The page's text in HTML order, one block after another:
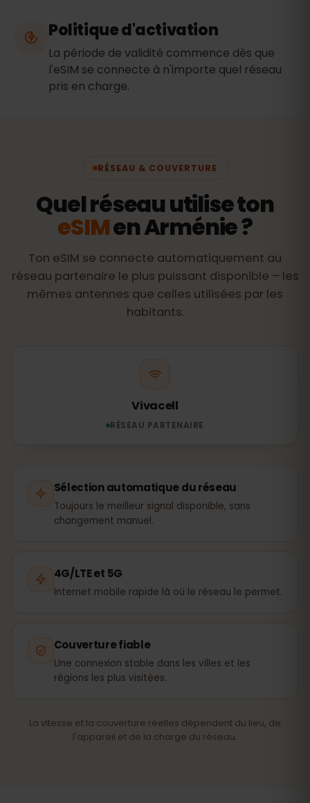
Politique d'activation
La période de validité commence dès que
l'eSIM se connecte à n'importe quel réseau
pris en charge.
RÉSEAU & COUVERTURE
Quel réseau utilise ton
eSIMen Arménie ?
Ton eSIM se connecte automatiquement au
réseau partenaire le plus puissant disponible – les
mêmes antennes que celles utilisées par les
habitants.
Vivacell
RÉSEAU PARTENAIRE
Sélection automatique du réseau
Toujours le meilleur signal disponible, sans
changement manuel.
4G/LTE et 5G
Internet mobile rapide là où le réseau le permet.
Couverture fiable
Une connexion stable dans les villes et les
régions les plus visitées.
La vitesse et la couverture réelles dépendent du lieu, de
l'appareil et de la charge du réseau.